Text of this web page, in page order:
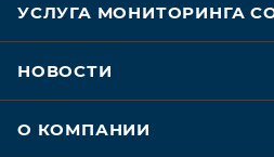
УСЛУГА МОНИТОРИНГА
НОВОСТИ
О КОМПАНИИ